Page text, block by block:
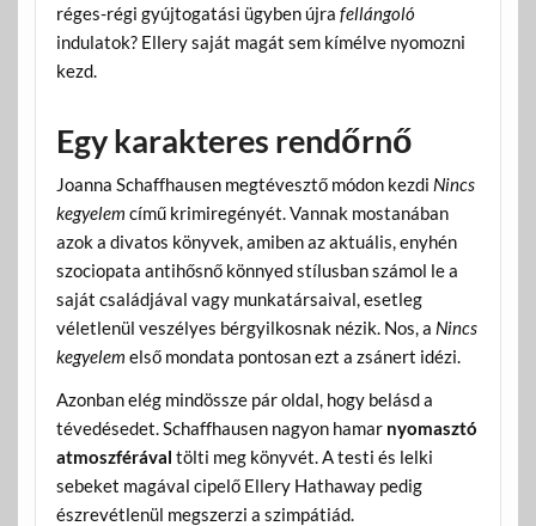
réges-régi gyújtogatási ügyben újra fellángoló
indulatok? Ellery saját magát sem kímélve nyomozni
kezd.
Egy karakteres rendőrnő
Joanna Schaffhausen megtévesztő módon kezdi Nincs
kegyelem című krimiregényét. Vannak mostanában
azok a divatos könyvek, amiben az aktuális, enyhén
szociopata antihősnő könnyed stílusban számol le a
saját családjával vagy munkatársaival, esetleg
véletlenül veszélyes bérgyilkosnak nézik. Nos, a Nincs
kegyelem első mondata pontosan ezt a zsánert idézi.
Azonban elég mindössze pár oldal, hogy belásd a
tévedésedet. Schaffhausen nagyon hamar nyomasztó
atmoszférával tölti meg könyvét. A testi és lelki
sebeket magával cipelő Ellery Hathaway pedig
észrevétlenül megszerzi a szimpátiád.